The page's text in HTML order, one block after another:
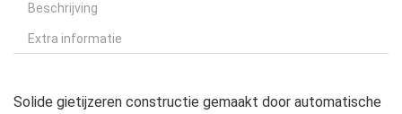
Beschrijving
Extra informatie
Solide gietijzeren constructie gemaakt door automatische